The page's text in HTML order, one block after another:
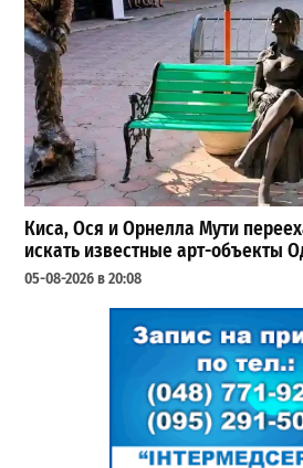
Киса, Ося и Орнелла Мути
искать известные арт-объекты
05-08-2026 в 20:08